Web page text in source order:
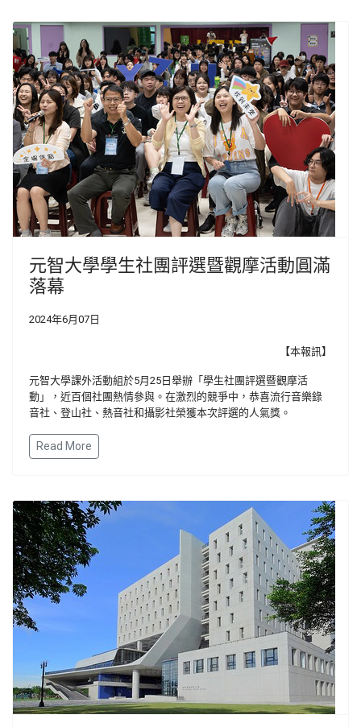
元智大學學生社團評選暨觀摩活動圓滿
落幕
2024年6月07日
【本報訊】
元智大學課外活動組於5月25日舉辦「學生社團評選暨觀摩活
動」，近百個社團熱情參與。在激烈的競爭中，恭喜流行音樂錄
音社、登山社、熱音社和攝影社榮獲本次評選的人氣獎。
Read More